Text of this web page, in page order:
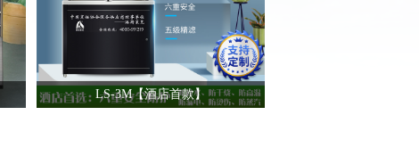
LS-3M【酒店首款】